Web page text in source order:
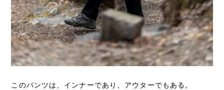
このパンツは、インナーであり、アウターでもある。